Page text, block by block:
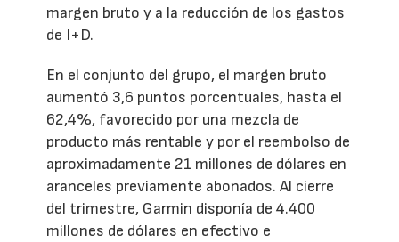
margen bruto y a la reducción de los gastos
de I+D.
En el conjunto del grupo, el margen bruto
aumentó 3,6 puntos porcentuales, hasta el
62,4%, favorecido por una mezcla de
producto más rentable y por el reembolso de
aproximadamente 21 millones de dólares en
aranceles previamente abonados. Al cierre
del trimestre, Garmin disponía de 4.400
millones de dólares en efectivo e